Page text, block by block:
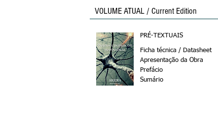
VOLUME ATUAL / Current Edition
PprR
PRÉ-TEXTUAIS
Ficha técnica / Datasheet
Apresentação da Obra
Prefácio
Sumário